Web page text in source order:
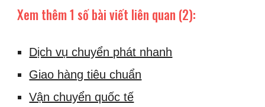
Xem thêm 1 số bài viết liên quan (2):
Dịch vụ chuyển phát nhanh
Giao hàng tiêu chuẩn
Vận chuyển quốc tế